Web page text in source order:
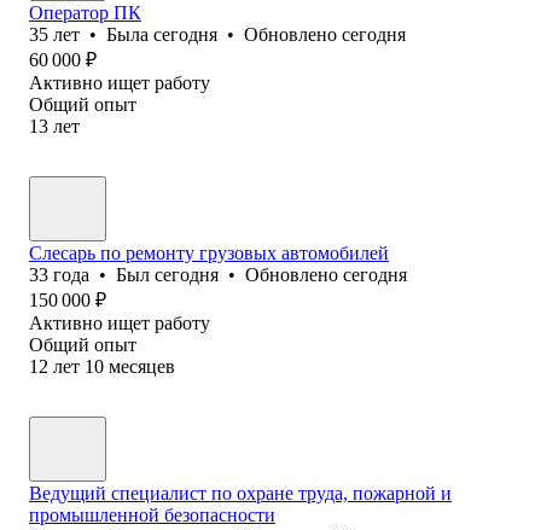
Оператор ПК
35 лет • Была сегодня • Обновлено сегодня
60 000 ₽
Активно ищет работу
Общий опыт
13 лет
Слесарь по ремонту грузовых автомобилей
33 года • Был сегодня • Обновлено сегодня
150 000 ₽
Активно ищет работу
Общий опыт
12 лет 10 месяцев
Ведущий специалист по охране труда, пожарной и
промышленной безопасности